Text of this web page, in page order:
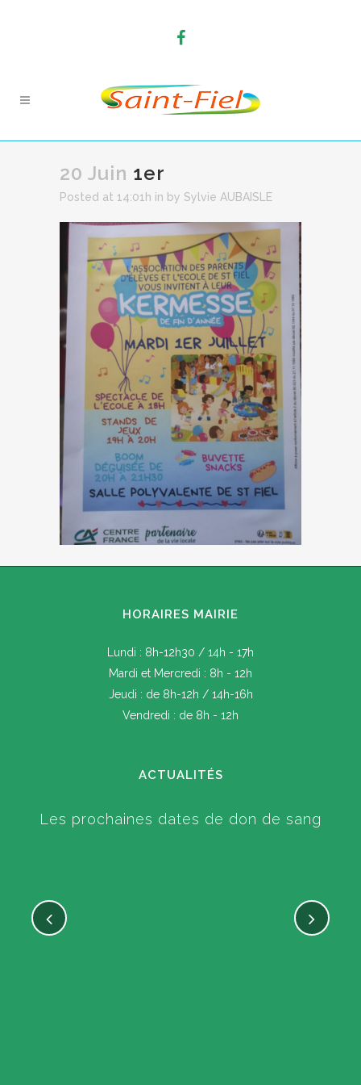
20 Juin 1er
Posted at 14:01h in by Sylvie AUBAISLE
HORAIRES MAIRIE
Lundi : 8h-12h30 / 14h - 17h
Mardi et Mercredi : 8h - 12h
Jeudi : de 8h-12h / 14h-16h
Vendredi : de 8h - 12h
ACTUALITÉS
Les prochaines dates de don de sang